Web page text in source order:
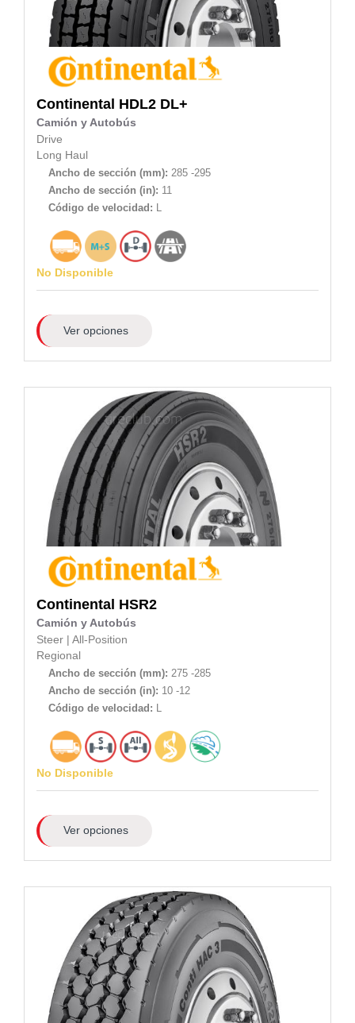
Continental HDL2 DL+
Camión y Autobús
Drive
Long Haul
Ancho de sección (mm): 285 -295
Ancho de sección (in): 11
Código de velocidad: L
No Disponible
Ver opciones
Continental HSR2
Camión y Autobús
Steer | All-Position
Regional
Ancho de sección (mm): 275 -285
Ancho de sección (in): 10 -12
Código de velocidad: L
No Disponible
Ver opciones